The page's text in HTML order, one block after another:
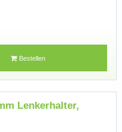
Bestellen
Lenkerhalter,